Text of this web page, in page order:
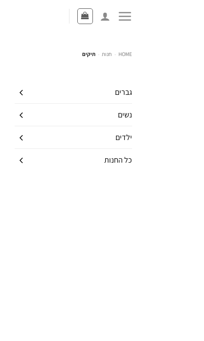
HOME
- חנות - תיקים
גברים
נשים
ילדים
כל החנות